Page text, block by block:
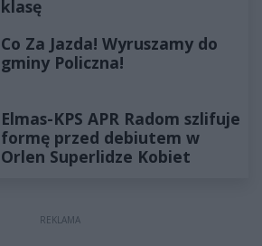
klasę
Co Za Jazda! Wyruszamy do
gminy Policzna!
Elmas-KPS APR Radom szlifuje
formę przed debiutem w
Orlen Superlidze Kobiet
REKLAMA